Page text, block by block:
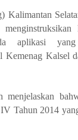
aplikasi
Kalsel
Tahun 2014